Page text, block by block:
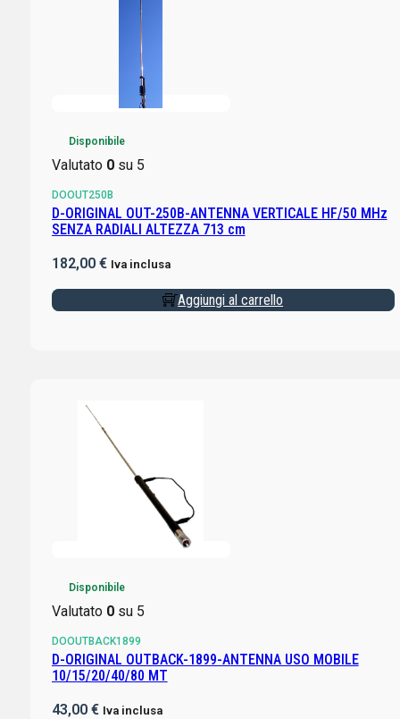
Disponibile
Valutato 0su 5
DOOUT250B
D-ORIGINAL OUT-250B-ANTENNA VERTICALE HF/50 MHz
SENZA RADIALI ALTEZZA 713 cm
182,00 € Iva inclusa
Aggiungi al carrello
Disponibile
Valutato 0su 5
DOOUTBACK1899
D-ORIGINAL OUTBACK-1899-ANTENNA USO MOBILE
10/15/20/40/80 MT
43,00 € Iva inclusa